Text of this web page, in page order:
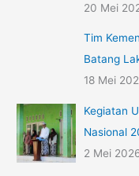
20 Mei
Tim
Batang
18 Mei
Kegiatan
Nasional
2 Mei